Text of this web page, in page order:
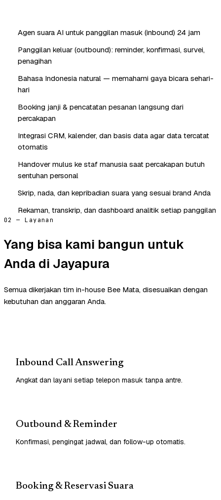
Agen suara AI untuk panggilan masuk (inbound) 24 jam
Panggilan keluar (outbound): reminder, konfirmasi, survei,
penagihan
Bahasa Indonesia natural — memahami gaya bicara sehari-
hari
Booking janji & pencatatan pesanan langsung dari
percakapan
Integrasi CRM, kalender, dan basis data agar data tercatat
otomatis
Handover mulus ke staf manusia saat percakapan butuh
sentuhan personal
Skrip, nada, dan kepribadian suara yang sesuai brand Anda
Rekaman, transkrip, dan dashboard analitik setiap panggilan
02 — Layanan
Yang bisa kami bangun untuk
Anda di Jayapura
Semua dikerjakan tim in-house Bee Mata, disesuaikan dengan
kebutuhan dan anggaran Anda.
Inbound Call Answering
Angkat dan layani setiap telepon masuk tanpa antre.
Outbound & Reminder
Konfirmasi, pengingat jadwal, dan follow-up otomatis.
Booking & Reservasi Suara